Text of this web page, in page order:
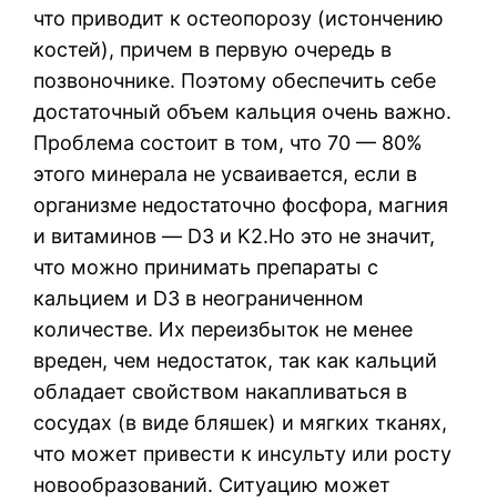
что приводит к остеопорозу (истончению
костей), причем в первую очередь в
позвоночнике. Поэтому обеспечить себе
достаточный объем кальция очень важно.
Проблема состоит в том, что 70 — 80%
этого минерала не усваивается, если в
организме недостаточно фосфора, магния
и витаминов — D3 и K2.Но это не значит,
что можно принимать препараты с
кальцием и D3 в неограниченном
количестве. Их переизбыток не менее
вреден, чем недостаток, так как кальций
обладает свойством накапливаться в
сосудах (в виде бляшек) и мягких тканях,
что может привести к инсульту или росту
новообразований. Ситуацию может